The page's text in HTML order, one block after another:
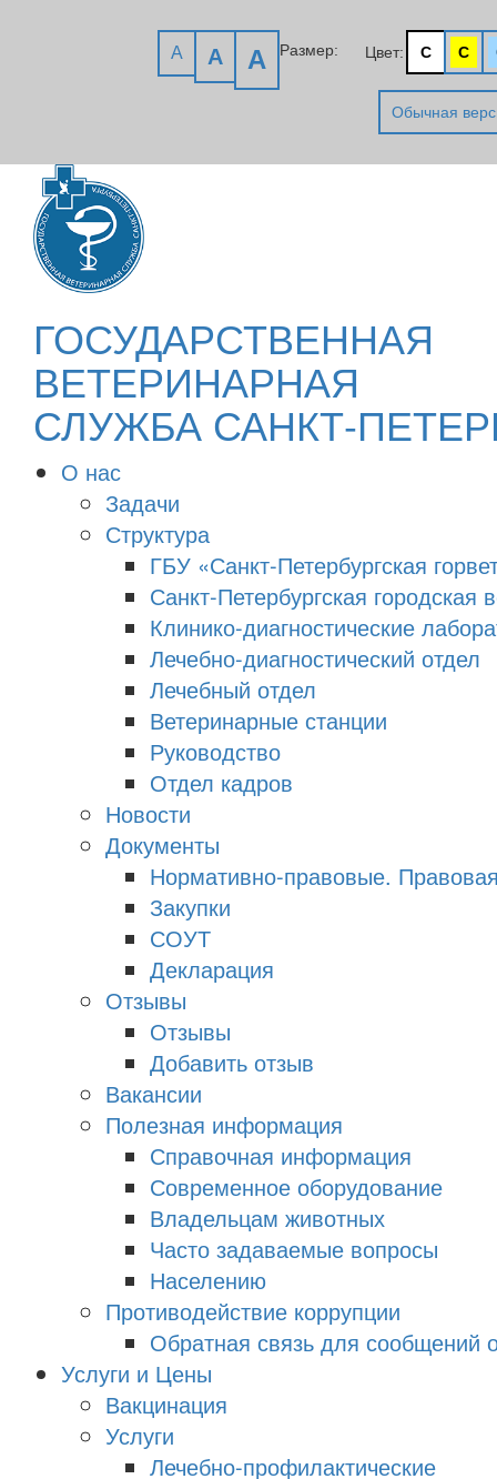
Размер:
A A A Цвет: C C
Обычная
ГОСУДАРСТВЕННАЯ
ВЕТЕРИНАРНАЯ
СЛУЖБА САНКТ-
О нас
Задачи
Структура
ГБУ «Санкт-Петербургская
Санкт-Петербургская
Клинико-диагностические
Лечебно-диагностический отдел
Лечебный отдел
Ветеринарные станции
Руководство
Отдел кадров
Новости
Документы
Нормативно-правовые.
Закупки
СОУТ
Декларация
Отзывы
Отзывы
Добавить отзыв
Вакансии
Полезная информация
Справочная информация
Современное оборудование
Владельцам животных
Часто задаваемые вопросы
Населению
Противодействие коррупции
Обратная связь для сообщений
Услуги и Цены
Вакцинация
Услуги
Лечебно-профилактические